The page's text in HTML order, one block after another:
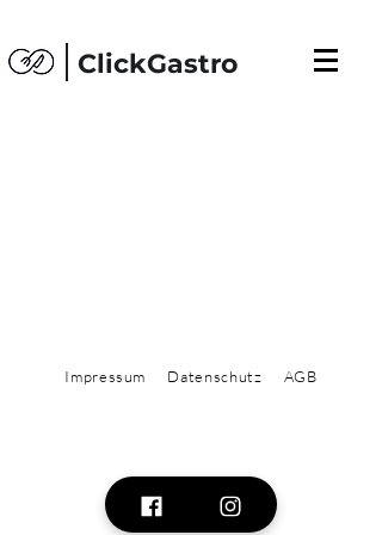
ClickGastro
Impressum Datenschutz AGB